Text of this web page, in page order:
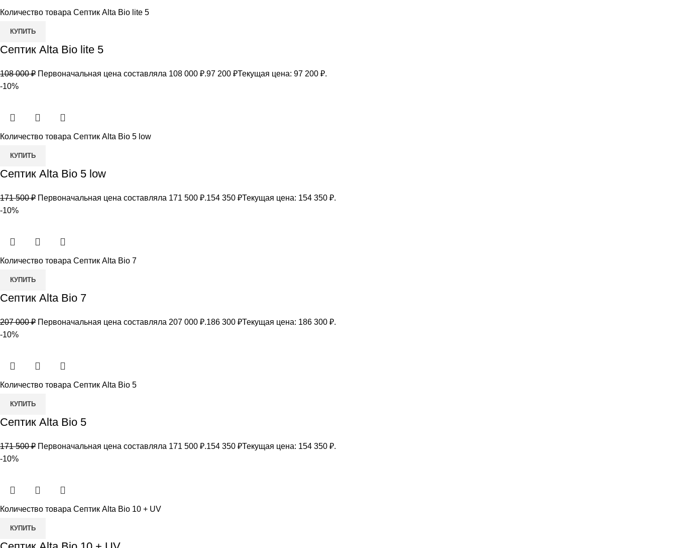
Количество товара Септик Alta Bio lite 5
КУПИТЬ
Септик Alta Bio lite 5
108 000₽ Первоначальная цена составляла 108 000 ₽.97 200 ₽Текущая цена: 97 200 ₽.
-10%
Количество товара Септик Alta Bio 5 low
КУПИТЬ
Септик Alta Bio 5 low
171 500₽ Первоначальная цена составляла 171 500 ₽.154 350 ₽Текущая цена: 154 350 ₽.
-10%
Количество товара Септик Alta Bio 7
КУПИТЬ
Септик Alta Bio 7
207 000₽ Первоначальная цена составляла 207 000 ₽.186 300 ₽Текущая цена: 186 300 ₽.
-10%
Количество товара Септик Alta Bio 5
КУПИТЬ
Септик Alta Bio 5
171 500₽ Первоначальная цена составляла 171 500 ₽.154 350 ₽Текущая цена: 154 350 ₽.
-10%
Количество товара Септик Alta Bio 10 + UV
КУПИТЬ